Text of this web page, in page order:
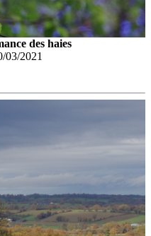
des haies
03/2021